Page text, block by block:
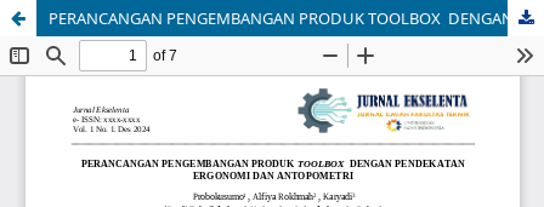
PERANCANGAN PENGEMBANGAN PRODUK TOOLBOX DENGAN PENDEKATAN ERGONOMI DAN ANTOPOMETRI